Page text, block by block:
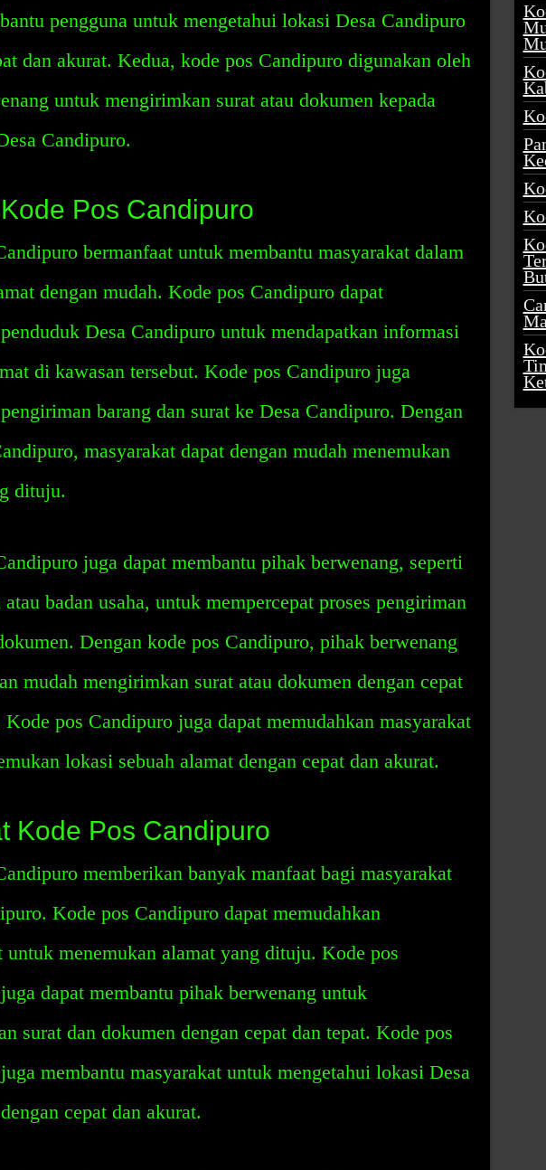
pengguna untuk mengetahui lokasi Desa Candipuro
dan akurat. Kedua, kode pos Candipuro digunakan oleh
untuk mengirimkan surat atau dokumen kepada
Candipuro.
Pos Candipuro
bermanfaat untuk membantu masyarakat dalam
dengan mudah. Kode pos Candipuro dapat
Desa Candipuro untuk mendapatkan informasi
di kawasan tersebut. Kode pos Candipuro juga
barang dan surat ke Desa Candipuro. Dengan
masyarakat dapat dengan mudah menemukan
dituju.
juga dapat membantu pihak berwenang, seperti
badan usaha, untuk mempercepat proses pengiriman
Dengan kode pos Candipuro, pihak berwenang
mudah mengirimkan surat atau dokumen dengan cepat
Kode pos Candipuro juga dapat memudahkan masyarakat
lokasi sebuah alamat dengan cepat dan akurat.
Kode Pos Candipuro
memberikan banyak manfaat bagi masyarakat
Kode pos Candipuro dapat memudahkan
untuk menemukan alamat yang dituju. Kode pos
dapat membantu pihak berwenang untuk
surat dan dokumen dengan cepat dan tepat. Kode pos
membantu masyarakat untuk mengetahui lokasi Desa
cepat dan akurat.